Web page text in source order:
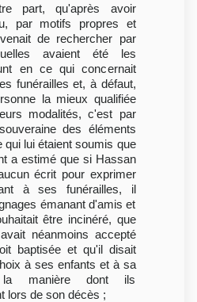
part, qu'après avoir
par motifs propres et
de rechercher par
avaient été les
en ce qui concernait
funérailles et, à défaut,
la mieux qualifiée
modalités, c'est par
des éléments
qui lui étaient soumis que
a estimé que si Hassan
écrit pour exprimer
à ses funérailles, il
émanant d'amis et
être incinéré, que
néanmoins accepté
baptisée et qu'il disait
à ses enfants et à sa
la manière dont ils
lors de son décès ;